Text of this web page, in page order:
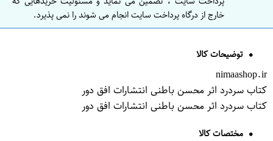
خارج از درگاه پرداخت سایت انجام می شوند را نمی پذیرد.
توضیحات کالا
nimaashop.ir
کتاب سردرد اثر محسن باطنی انتشارات افق دور
کتاب سردرد اثر محسن باطنی انتشارات افق دور
مختصات کالا